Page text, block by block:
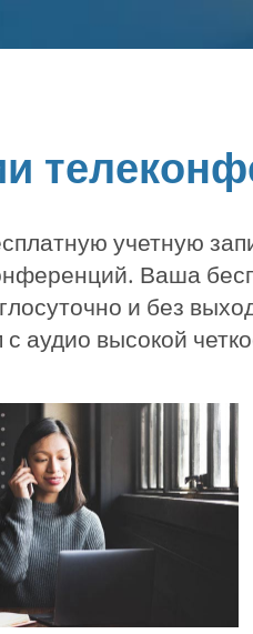
учетную
Ваша
и без
высокой